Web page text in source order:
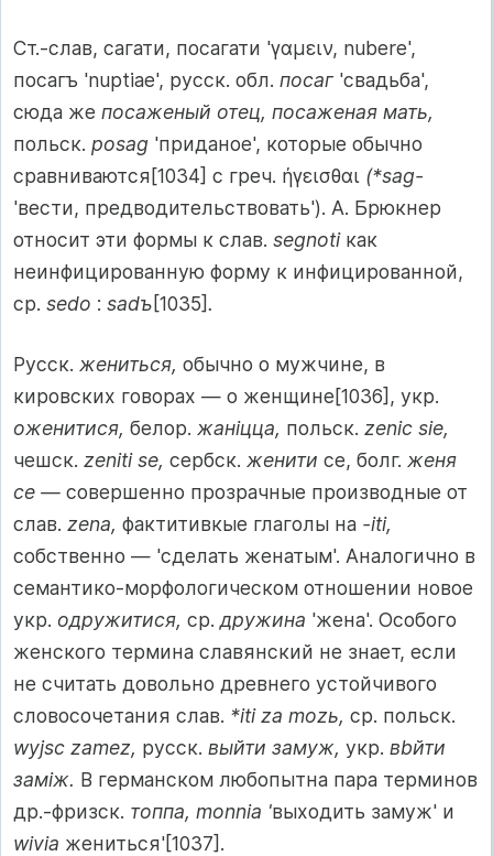
Ст.-слав, сагати, посагати 'γαμειν, nubere',
посагъ 'nuptiae', русск. обл. посаг 'свадьба',
сюда же посаженый отец, посаженая мать,
польск. posag 'приданое', которые обычно
сравниваются[1034] с греч. ήγεισθαι (*sag-
'вести, предводительствовать'). А. Брюкнер
относит эти формы к слав. segnoti как
неинфицированную форму к инфицированной,
ср. sedo : sadъ[1035].
Русск. жениться, обычно о мужчине, в
кировских говорах — о женщине[1036], укр.
оженитися, белор. жанiцца, польск. zenic sie,
чешcк. zeniti se, сербск. женити се, болг. женя
се — совершенно прозрачные производные от
слав. zena, фактитивкые глаголы на -iti,
собственно — 'сделать женатым'. Аналогично в
семантико-морфологическом отношении новое
укр. одружитися, ср. дружина 'жена'. Особого
женского термина славянский не знает, если
не считать довольно древнего устойчивого
словосочетания слав. *iti za mozь, ср. польск.
wyjsc zamez, русск. выйти замуж, укр. вbйти
замiж. В германском любопытна пара терминов
др.-фризск. топпа, monnia 'выходить замуж' и
wivia жениться'[1037].